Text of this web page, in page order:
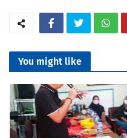
You might like